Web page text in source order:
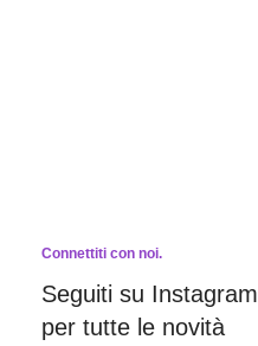
Connettiti con noi.
Seguiti su Instagram
per tutte le novità